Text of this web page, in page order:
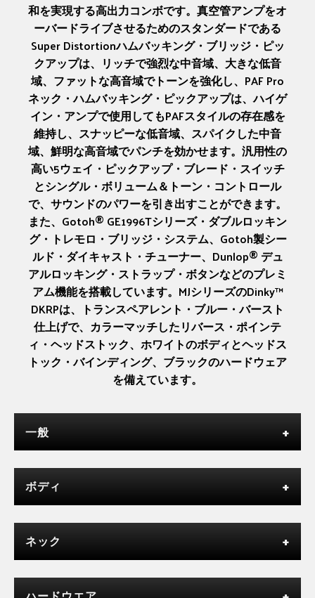
和を実現する高出力コンボです。真空管アンプをオ
ーバードライブさせるためのスタンダードである
Super Distortionハムバッキング・ブリッジ・ピッ
クアップは、リッチで強烈な中音域、大きな低音
域、ファットな高音域でトーンを強化し、PAF Pro
ネック・ハムバッキング・ピックアップは、ハイゲ
イン・アンプで使用してもPAFスタイルの存在感を
維持し、スナッピーな低音域、スパイクした中音
域、鮮明な高音域でパンチを効かせます。汎用性の
高い5ウェイ・ピックアップ・ブレード・スイッチ
とシングル・ボリューム＆トーン・コントロール
で、サウンドのパワーを引き出すことができます。
また、Gotoh® GE1996Tシリーズ・ダブルロッキン
グ・トレモロ・ブリッジ・システム、Gotoh製シー
ルド・ダイキャスト・チューナー、Dunlop® デュ
アルロッキング・ストラップ・ボタンなどのプレミ
アム機能を搭載しています。MJシリーズのDinky™
DKRPは、トランスペアレント・ブルー・バースト
仕上げで、カラーマッチしたリバース・ポインテ
ィ・ヘッドストック、ホワイトのボディとヘッドス
トック・バインディング、ブラックのハードウェア
を備えています。
一般
ボディ
ネック